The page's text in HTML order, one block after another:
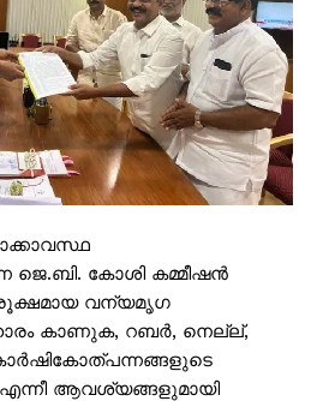
ജെ.ബി. കോശി കമ്മീഷൻ
രൂക്ഷമായ വന്യമൃഗ
കാണുക, റബർ, നെല്ല്,
കാർഷികോത്പന്നങ്ങളുടെ
ആവശ്യങ്ങളുമായി